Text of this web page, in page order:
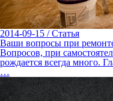
2014-09-15 / Статья
Ваши вопросы при
Вопросов, при
рождается всегда много.
…